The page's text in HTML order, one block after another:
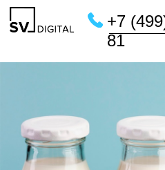
+7 (499) 286-84-